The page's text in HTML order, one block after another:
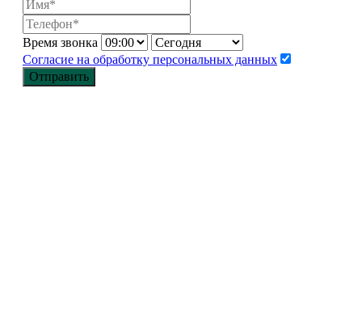
МАСТЕР КЛАССЫ
Корпоративная символика
Статьи
Контакты
Время звонка
Согласие на обработку персональных данных
Отправить